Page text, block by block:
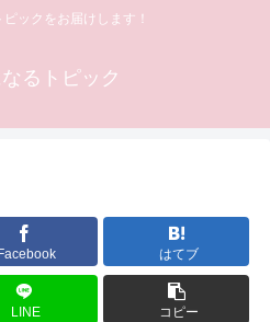
ックをお届けします！
るトピック
はてブ
LINE コピー